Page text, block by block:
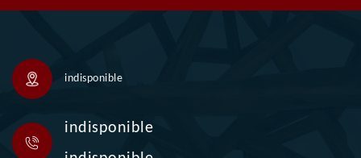
indisponible
indisponible